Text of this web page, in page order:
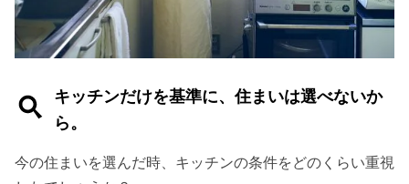
キッチンだけを基準に、住まいは選べないか
ら。
今の住まいを選んだ時、キッチンの条件をどのくらい重視